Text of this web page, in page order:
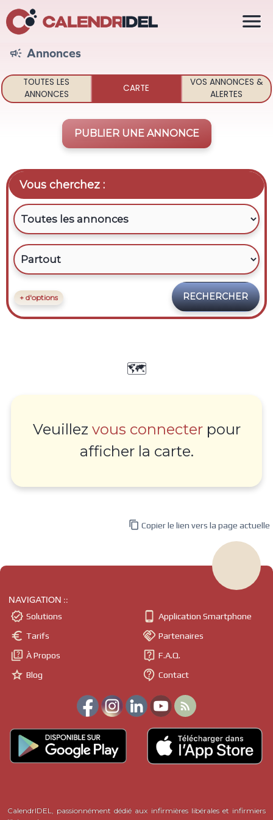
 Annonces
TOUTES LES
ANNONCES
CARTE
VOS ANNONCES &
ALERTES
PUBLIER UNE ANNONCE
Vous cherchez :
+ d'options
🗺️
Veuillez vous connecterpour
afficher la carte.

 Copier le lien vers la page actuelle
NAVIGATION ::
 Solutions
 Tarifs
 À Propos
 Blog
 Application Smartphone
 Partenaires
 F.A.Q.
 Contact

CalendrIDEL, passionnément dédié aux infirmières libérales et infirmiers